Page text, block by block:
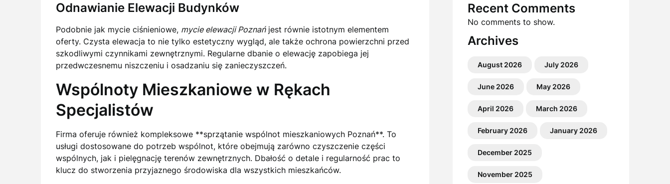
Odnawianie Elewacji Budynków
Podobnie jak mycie ciśnieniowe, mycie elewacji Poznańjest równie istotnym elementem
oferty. Czysta elewacja to nie tylko estetyczny wygląd, ale także ochrona powierzchni przed
szkodliwymi czynnikami zewnętrznymi. Regularne dbanie o elewację zapobiega jej
przedwczesnemu niszczeniu i osadzaniu się zanieczyszczeń.
Wspólnoty Mieszkaniowe w Rękach
Specjalistów
Firma oferuje również kompleksowe **sprzątanie wspólnot mieszkaniowych Poznań**. To
usługi dostosowane do potrzeb wspólnot, które obejmują zarówno czyszczenie części
wspólnych, jak i pielęgnację terenów zewnętrznych. Dbałość o detale i regularność prac to
klucz do stworzenia przyjaznego środowiska dla wszystkich mieszkańców.
Recent Comments
No comments to show.
Archives
August 2026 July 2026
June 2026 May 2026
April 2026 March 2026
February 2026 January 2026
December 2025
November 2025